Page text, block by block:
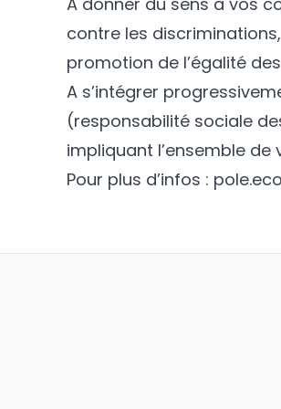
contre les
promotion de l’égalité
A s’intégrer
(responsabilité sociale
impliquant l’ensemble de
Pour plus d’infos :